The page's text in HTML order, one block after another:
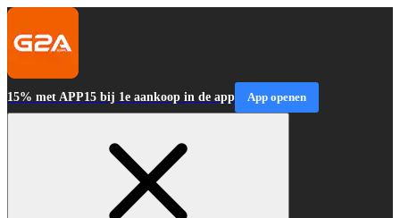
15% met APP15 bij 1e aankoop in de app App openen